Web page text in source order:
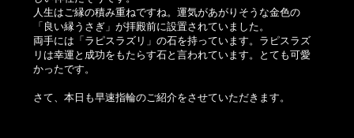
人生はご縁の積み重ねですね。運気があがりそうな金色の
「良い縁うさぎ」が拝殿前に設置されていました。
両手には「ラピスラズリ」の石を持っています。ラピスラズ
リは幸運と成功をもたらす石と言われています。とても可愛
かったです。
さて、本日も早速指輪のご紹介をさせていただきます。